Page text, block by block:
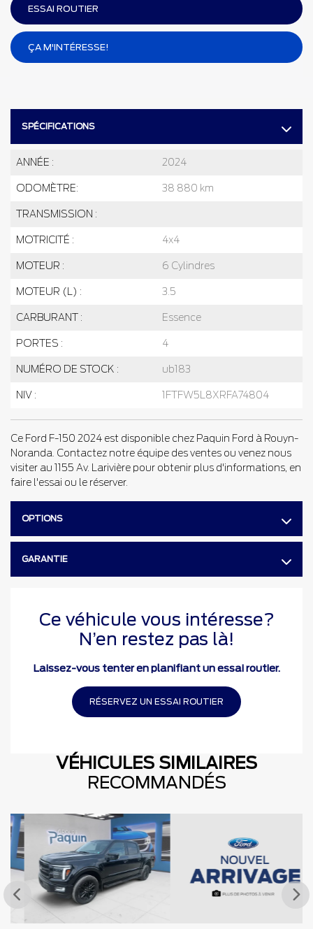
SPÉCIFICATIONS
ANNÉE : 2024
ODOMÈTRE: 38 880 km
TRANSMISSION :
MOTRICITÉ : 4x4
MOTEUR : 6 Cylindres
MOTEUR (L) : 3.5
CARBURANT : Essence
PORTES : 4
NUMÉRO DE STOCK : ub183
NIV : 1FTFW5L8XRFA74804
Ce Ford F-150 2024 est disponible chez Paquin Ford à Rouyn-
Noranda. Contactez notre équipe des ventes ou venez nous
visiter au 1155 Av. Larivière pour obtenir plus d'informations, en
faire l'essai ou le réserver.
OPTIONS
GARANTIE
Ce véhicule vous intéresse?
N’en restez pas là!
Laissez-vous tenter en planifiant un essai routier.
RÉSERVEZ UN ESSAI ROUTIER
VÉHICULES SIMILAIRES
RECOMMANDÉS
ESSAI ROUTIER
ÇA M'INTÉRESSE!